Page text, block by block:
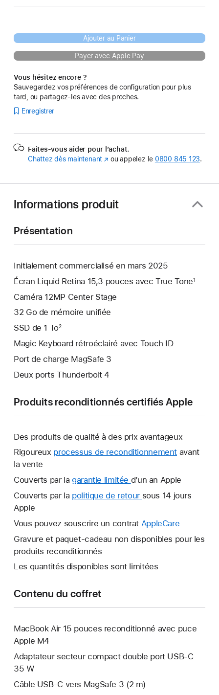
Ajouter au Panier
Payer avec Apple Pay
Vous hésitez encore ?
Sauvegardez vos préférences de configuration pour plus
tard, ou partagez-les avec des proches.
Enregistrer
Faites-vous aider pour l’achat.
Chattez dès maintenant (s’ouvre
ou appelez le 0800 845 123.
Informations produit
Présentation
Initialement commercialisé en mars 2025
Écran Liquid Retina 15,3 pouces avec True Tone1
Caméra 12MP Center Stage
32 Go de mémoire unifiée
SSD de 1 To2
Magic Keyboard rétroéclairé avec Touch ID
Port de charge MagSafe 3
Deux ports Thunderbolt 4
Produits reconditionnés certifiés Apple
Des produits de qualité à des prix avantageux
Rigoureux processus de reconditionnement avant
la vente
Couverts par la garantie limitée Une
nouvelle
d’un an Apple
Couverts par la politique de retour Une
fenêtre
sous 14 jours
Apple
Vous pouvez souscrire un contrat AppleCare
nouvelle
Gravure et paquet-cadeau non disponibles pour les
produits reconditionnés
Les quantités disponibles sont limitées
Contenu du coffret
MacBook Air 15 pouces reconditionné avec puce
Apple M4
Adaptateur secteur compact double port USB-C
35 W
Câble USB-C vers MagSafe 3 (2 m)